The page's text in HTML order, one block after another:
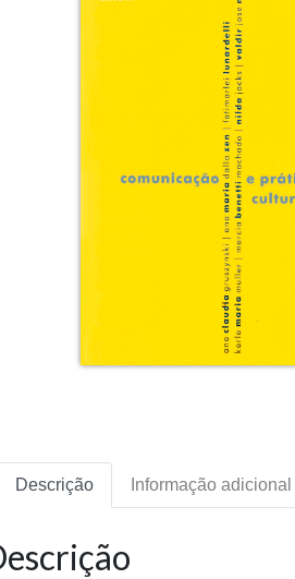
Descrição Informação adicional